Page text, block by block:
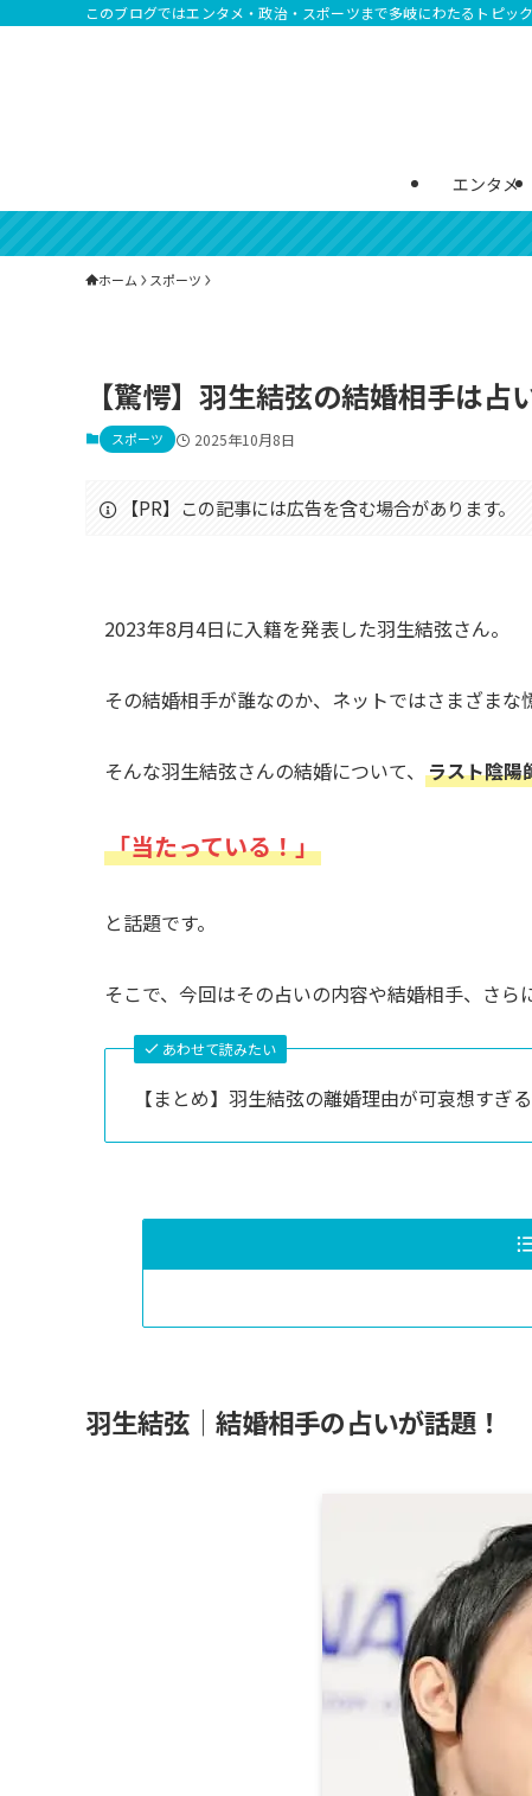
このブログではエンタメ・政治・スポーツまで多岐にわたるトピッ
エンタメ
ホーム スポーツ
【驚愕】羽生結弦の結婚相手は
スポーツ 2025年10月8日
【PR】この記事には広告を含む場合があります。
2023年8月4日に入籍を発表した羽生結弦さん。
その結婚相手が誰なのか、ネットではさまざまな
そんな羽生結弦さんの結婚について、 ラスト陰陽
「当たっている！」
と話題です。
そこで、今回はその占いの内容や結婚相手、さら
あわせて読みたい
【まとめ】羽生結弦の離婚理由が可哀想すぎ
羽生結弦│結婚相手の占いが話題！